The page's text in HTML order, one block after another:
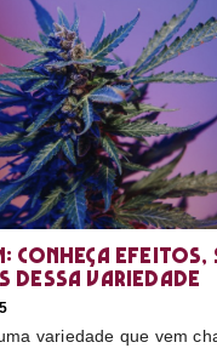
conheça efeitos,
dessa variedade
variedade que vem